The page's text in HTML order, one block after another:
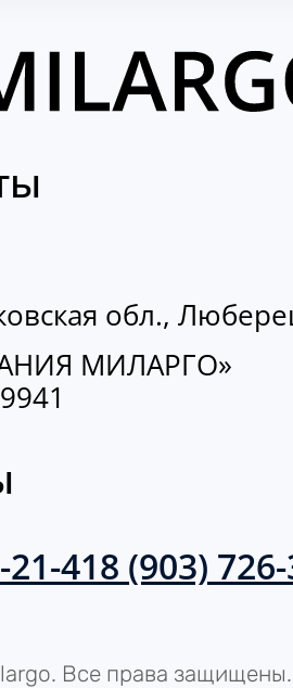
обл.,
МИЛАРГО»
418 (903)
Все права защищены.